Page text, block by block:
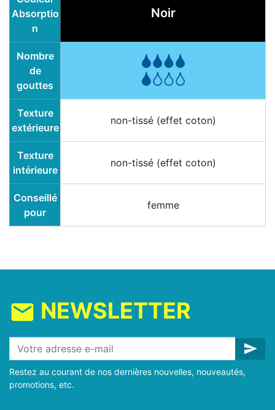
Absorptio
n
Noir
Nombre
de
gouttes
Texture
extérieure
non-tissé (effet coton)
Texture
intérieure
non-tissé (effet coton)
Conseillé
pour
femme
mail NEWSLETTER
send
Restez au courant de nos dernières nouvelles, nouveautés,
promotions, etc.